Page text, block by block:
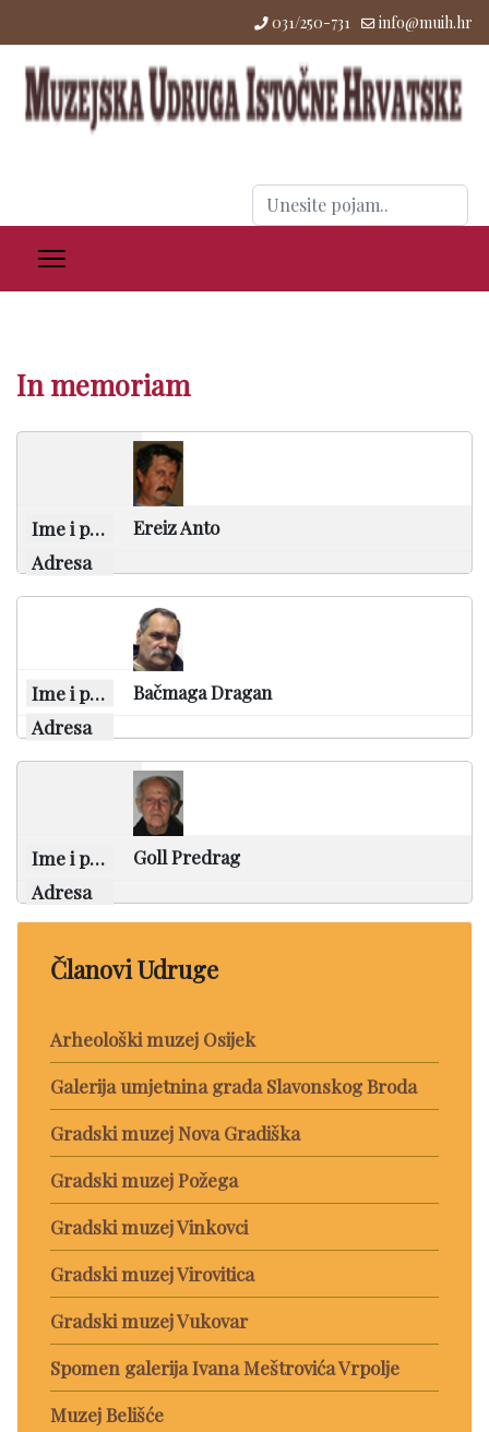
031/250-731 info@muih.hr
Traži
...
In memoriam
Ereiz Anto
Bačmaga Dragan
Goll Predrag
Članovi Udruge
Arheološki muzej Osijek
Galerija umjetnina grada Slavonskog Broda
Gradski muzej Nova Gradiška
Gradski muzej Požega
Gradski muzej Vinkovci
Gradski muzej Virovitica
Gradski muzej Vukovar
Spomen galerija Ivana Meštrovića Vrpolje
Muzej Belišće